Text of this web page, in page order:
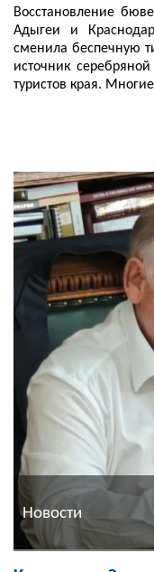
Восстановление
Адыгеи и
сменила беспечную
источник
туристов края.
Новости